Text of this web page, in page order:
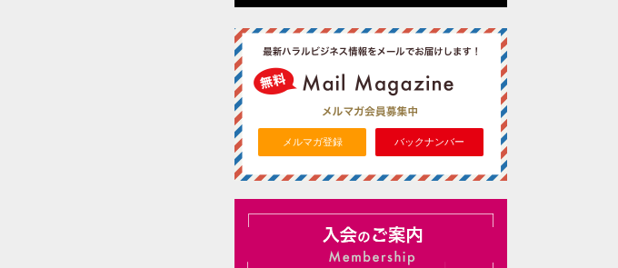
メルマガ登録 バックナンバー